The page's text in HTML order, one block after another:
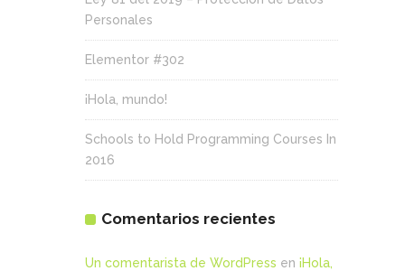
Personales
Elementor #302
¡Hola, mundo!
Schools to Hold Programming Courses In
2016
Comentarios recientes
Un comentarista de WordPress en ¡Hola,